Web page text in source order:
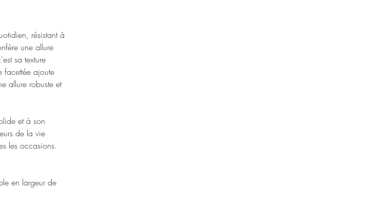
résistant à
une allure
sa texture
facettée ajoute
allure robuste et
et à son
de la vie
les occasions.
en largeur de